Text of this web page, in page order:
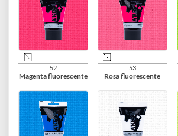
46
Verde oltremare Terra d'ombra
naturale